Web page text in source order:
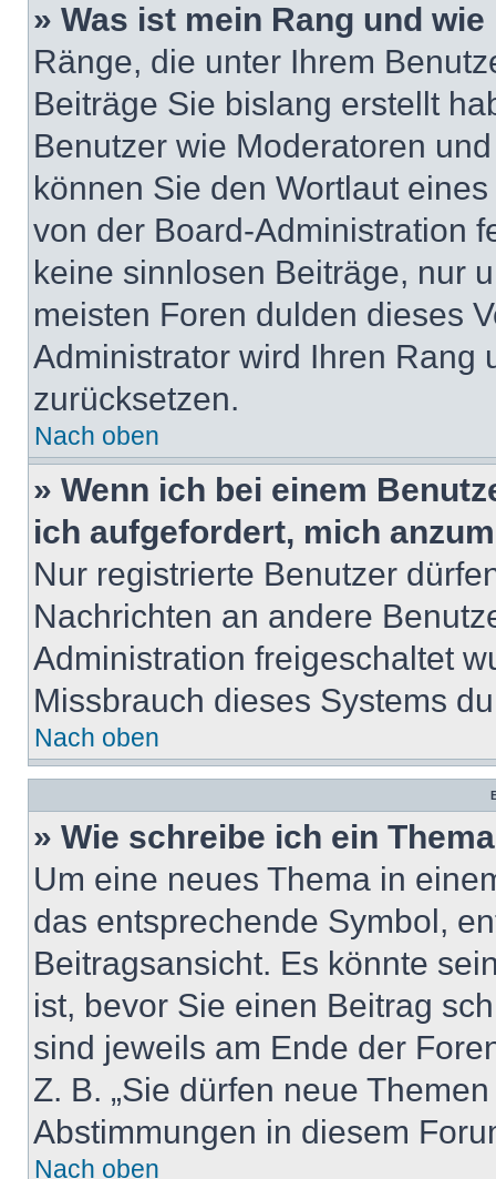
» Was ist mein Rang und
Ränge, die unter Ihrem
Beiträge Sie bislang erstellt
Benutzer wie Moderatoren
können Sie den Wortlaut
von der Board-Administration
keine sinnlosen Beiträge, nur
meisten Foren dulden dieses
Administrator wird Ihren Rang
zurücksetzen.
Nach oben
» Wenn ich bei einem
ich aufgefordert, mich
Nur registrierte Benutzer
Nachrichten an andere
Administration freigeschaltet
Missbrauch dieses Systems
Nach oben
» Wie schreibe ich ein
Um eine neues Thema in
das entsprechende Symbol,
Beitragsansicht. Es könnte
ist, bevor Sie einen Beitrag
sind jeweils am Ende der
Z. B. „Sie dürfen neue
Abstimmungen in diesem
Nach oben